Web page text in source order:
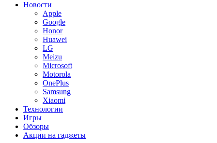
Новости
Apple
Google
Honor
Huawei
LG
Meizu
Microsoft
Motorola
OnePlus
Samsung
Xiaomi
Технологии
Игры
Обзоры
Акции на гаджеты